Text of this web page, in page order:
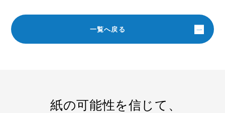
一覧へ戻る
紙の可能性を信じて、